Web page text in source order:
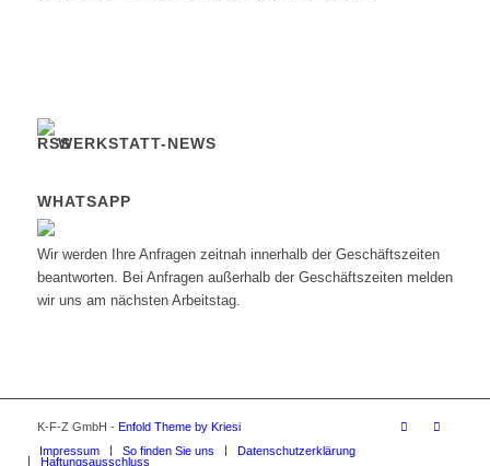
WERKSTATT-NEWS
WHATSAPP
Wir werden Ihre Anfragen zeitnah innerhalb der Geschäftszeiten
beantworten. Bei Anfragen außerhalb der Geschäftszeiten melden
wir uns am nächsten Arbeitstag.
K-F-Z GmbH - Enfold Theme by Kriesi
Impressum
So finden Sie uns
Datenschutzerklärung
Haftungsausschluss